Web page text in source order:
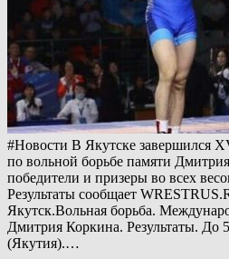
#Новости В Якутске завершился
по вольной борьбе памяти
победители и призеры во всех
Результаты сообщает
Якутск.Вольная борьба.
Дмитрия Коркина. Результаты. До
(Якутия).…